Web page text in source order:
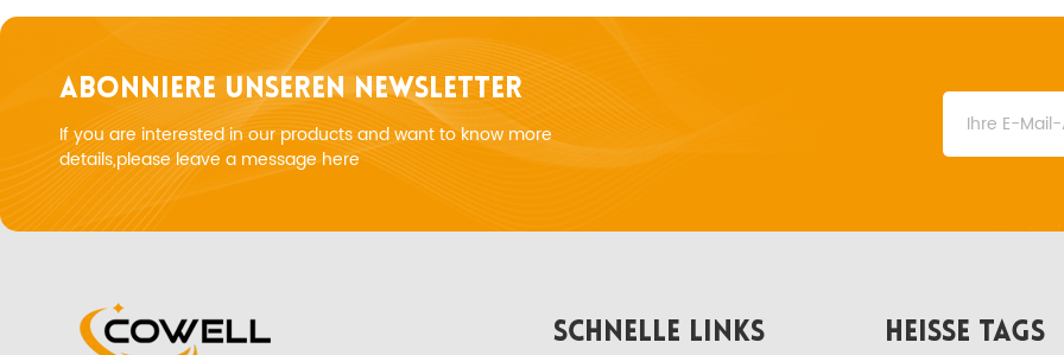
ABONNIERE UNSEREN NEWSLETTER
If you are interested in our products and want to know more
details,please leave a message here
SCHNELLE LINKS HEISSE TAGS